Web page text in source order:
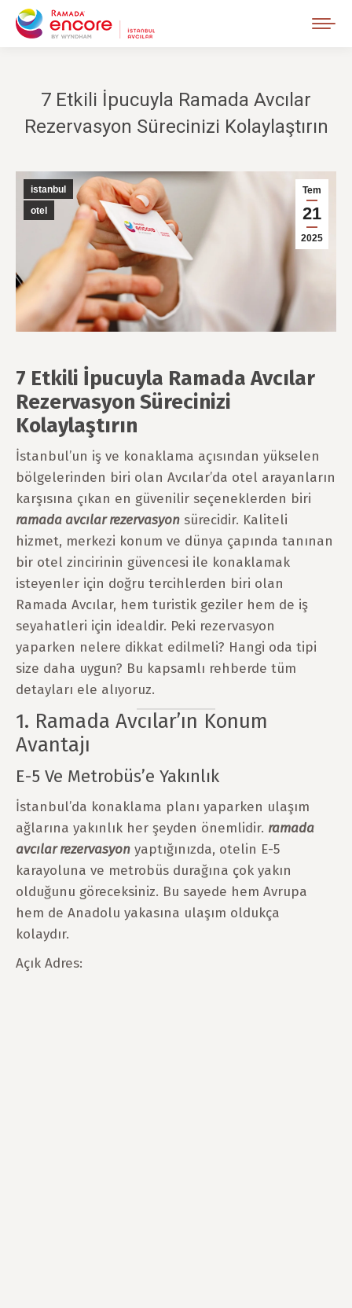
7 Etkili İpucuyla Ramada Avcılar
Rezervasyon Sürecinizi Kolaylaştırın
Tem
21
2025
istanbul
otel
7 Etkili İpucuyla Ramada Avcılar
Rezervasyon Sürecinizi
Kolaylaştırın
İstanbul’un iş ve konaklama açısından yükselen
bölgelerinden biri olan Avcılar’da otel arayanların
karşısına çıkan en güvenilir seçeneklerden biri
ramada avcılar rezervasyon sürecidir. Kaliteli
hizmet, merkezi konum ve dünya çapında tanınan
bir otel zincirinin güvencesi ile konaklamak
isteyenler için doğru tercihlerden biri olan
Ramada Avcılar, hem turistik geziler hem de iş
seyahatleri için idealdir. Peki rezervasyon
yaparken nelere dikkat edilmeli? Hangi oda tipi
size daha uygun? Bu kapsamlı rehberde tüm
detayları ele alıyoruz.
1. Ramada Avcılar’ın Konum
Avantajı
E-5 Ve Metrobüs’e Yakınlık
İstanbul’da konaklama planı yaparken ulaşım
ağlarına yakınlık her şeyden önemlidir. ramada
avcılar rezervasyon yaptığınızda, otelin E-5
karayoluna ve metrobüs durağına çok yakın
olduğunu göreceksiniz. Bu sayede hem Avrupa
hem de Anadolu yakasına ulaşım oldukça
kolaydır.
Açık Adres: